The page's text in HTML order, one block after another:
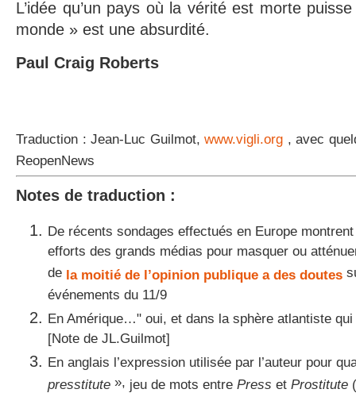
L’idée qu’un pays où la vérité est morte
monde » est une absurdité.
Paul Craig Roberts
Traduction : Jean-Luc Guilmot,www.vigli.org , avec
ReopenNews
Notes de traduction :
De récents sondages effectués en Europe
efforts des grands médias pour masquer ou
de la moitié de l’opinion publique a des doutes
événements du 11/9
En Amérique…" oui, et dans la sphère atlantiste
[Note de JL.Guilmot]
En anglais l’expression utilisée par l’auteur pour
presstitute », jeu de mots entre Press et Prostitute